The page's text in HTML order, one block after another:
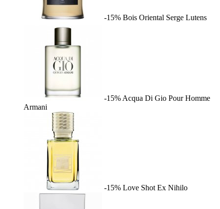
-15% Bois Oriental Serge Lutens
-15% Acqua Di Gio Pour Homme
Armani
-15% Love Shot Ex Nihilo